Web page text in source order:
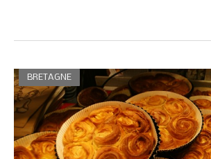
BRETAGNE